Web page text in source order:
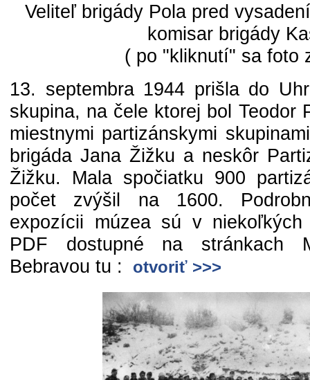
Veliteľ brigády Pola pred
komisar brigády
( po "kliknutí" sa foto
13. septembra 1944 prišla do
skupina, na čele ktorej bol Teodor
miestnymi partizánskymi
brigáda Jana Žižku a neskôr
Žižku. Mala spočiatku 900
počet zvýšil na 1600.
expozícii múzea sú v
PDF dostupné na stránkach
Bebravou tu :
otvoriť >>>